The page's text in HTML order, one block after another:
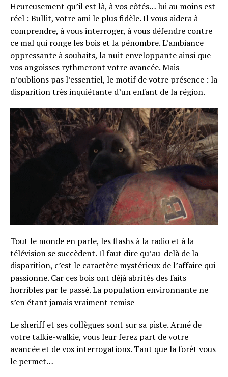
Heureusement qu’il est là, à vos côtés… lui au moins est
réel : Bullit, votre ami le plus fidèle. Il vous aidera à
comprendre, à vous interroger, à vous défendre contre
ce mal qui ronge les bois et la pénombre. L’ambiance
oppressante à souhaits, la nuit enveloppante ainsi que
vos angoisses rythmeront votre avancée. Mais
n’oublions pas l’essentiel, le motif de votre présence : la
disparition très inquiétante d’un enfant de la région.
Tout le monde en parle, les flashs à la radio et à la
télévision se succèdent. Il faut dire qu’au-delà de la
disparition, c’est le caractère mystérieux de l’affaire qui
passionne. Car ces bois ont déjà abrités des faits
horribles par le passé. La population environnante ne
s’en étant jamais vraiment remise
Le sheriff et ses collègues sont sur sa piste. Armé de
votre talkie-walkie, vous leur ferez part de votre
avancée et de vos interrogations. Tant que la forêt vous
le permet…
Whatsapp
Email